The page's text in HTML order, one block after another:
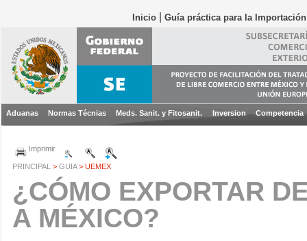
Inicio Guía práctica para la
Aduanas Normas Técnias Meds. Sanit. y Fitosanit. Inversion Competencia
Imprimir
PRINCIPAL > GUIA> UEMEX
¿CÓMO EXPORTAR
A MÉXICO?